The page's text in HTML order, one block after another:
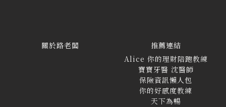
關於路老闆
推薦連結
Alice 你的理財陪跑教練
寶寶牙醫 沈醫師
保險資訊懶人包
你的好感度教練
天下為暢